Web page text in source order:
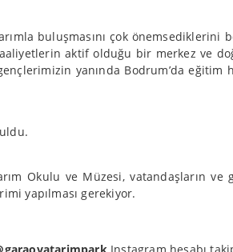
buluşmasını çok
aktif olduğu bir merkez ve
yanında Bodrum’da
Okulu ve Müzesi, vatandaşların
yapılması gerekiyor.